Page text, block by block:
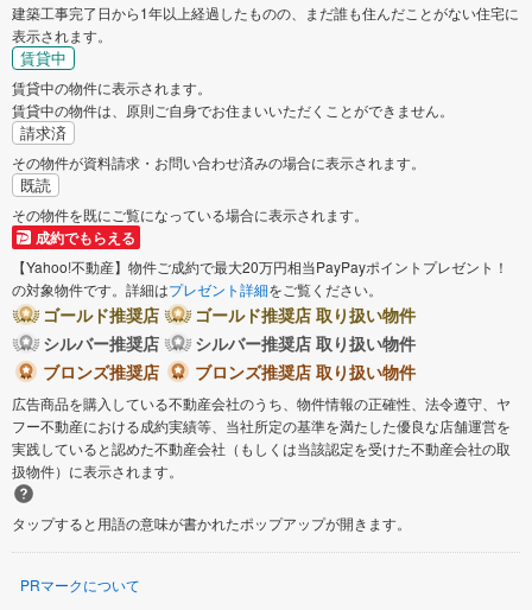
建築工事完了日から1年以上経過したものの、まだ誰も住んだことがない住宅に
表示されます。
賃貸中
賃貸中の物件に表示されます。
賃貸中の物件は、原則ご自身でお住まいいただくことができません。
請求済
その物件が資料請求・お問い合わせ済みの場合に表示されます。
既読
その物件を既にご覧になっている場合に表示されます。
成約でもらえる
【Yahoo!不動産】物件ご成約で最大20万円相当PayPayポイントプレゼント！
の対象物件です。詳細はプレゼント詳細をご覧ください。
ゴールド推奨店
ゴールド推奨店 取り扱い物件
シルバー推奨店
シルバー推奨店 取り扱い物件
ブロンズ推奨店
ブロンズ推奨店 取り扱い物件
広告商品を購入している不動産会社のうち、物件情報の正確性、法令遵守、ヤ
フー不動産における成約実績等、当社所定の基準を満たした優良な店舗運営を
実践していると認めた不動産会社（もしくは当該認定を受けた不動産会社の取
扱物件）に表示されます。
タップすると用語の意味が書かれたポップアップが開きます。
PRマークについて